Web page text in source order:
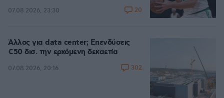
07.08.2026, 23:30 20
Άλλος για data center; Επενδύσεις
€50 δισ. την ερχόμενη δεκαετία
07.08.2026, 20:16 302